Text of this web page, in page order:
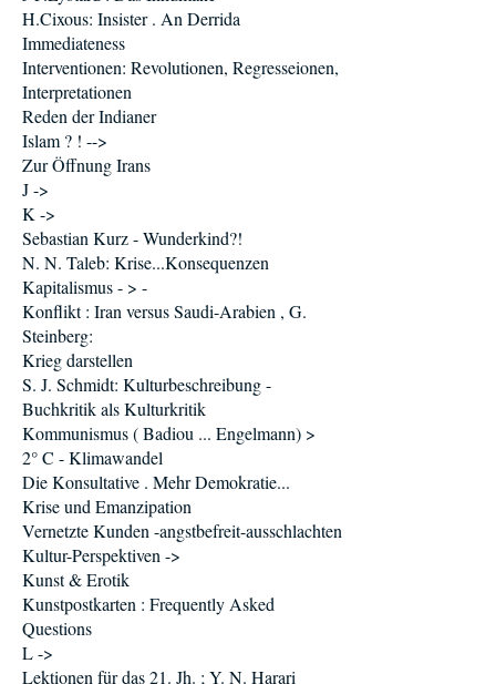
H.Cixous: Insister . An Derrida
Immediateness
Interventionen: Revolutionen, Regresseionen,
Interpretationen
Reden der Indianer
Islam ? ! -->
Zur Öffnung Irans
J ->
K ->
Sebastian Kurz - Wunderkind?!
N. N. Taleb: Krise...Konsequenzen
Kapitalismus - > -
Konflikt : Iran versus Saudi-Arabien , G.
Steinberg:
Krieg darstellen
S. J. Schmidt: Kulturbeschreibung -
Buchkritik als Kulturkritik
Kommunismus ( Badiou ... Engelmann) >
2° C - Klimawandel
Die Konsultative . Mehr Demokratie...
Krise und Emanzipation
Vernetzte Kunden -angstbefreit-ausschlachten
Kultur-Perspektiven ->
Kunst & Erotik
Kunstpostkarten : Frequently Asked
Questions
L ->
Lektionen für das 21. Jh. ; Y. N. Harari